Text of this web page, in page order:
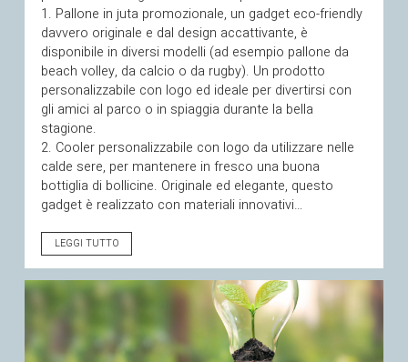
1. Pallone in juta promozionale, un gadget eco-friendly
davvero originale e dal design accattivante, è
disponibile in diversi modelli (ad esempio pallone da
beach volley, da calcio o da rugby). Un prodotto
personalizzabile con logo ed ideale per divertirsi con
gli amici al parco o in spiaggia durante la bella
stagione.
2. Cooler personalizzabile con logo da utilizzare nelle
calde sere, per mantenere in fresco una buona
bottiglia di bollicine. Originale ed elegante, questo
gadget è realizzato con materiali innovativi…
LEGGI TUTTO